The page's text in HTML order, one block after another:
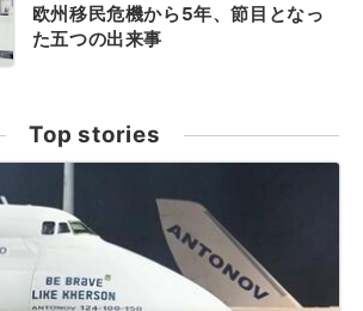
欧州移民危機から5年、節目となっ
た五つの出来事
Top stories